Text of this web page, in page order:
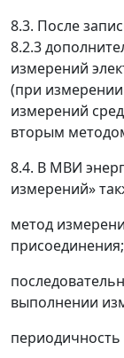
8.3. После
8.2.3
измерений
(при
измерений
вторым
8.4. В МВИ
измерений»
метод
присоединения;
выполнении
периодичность